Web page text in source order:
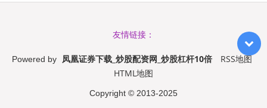
友情链接：
Powered by 凤凰证券下载_炒股配资网_炒股杠杆10倍
RSS地图
HTML地图
Copyright © 2013-2025